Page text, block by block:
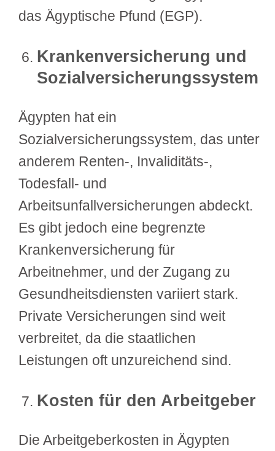
das Ägyptische Pfund (EGP).
Krankenversicherung und
Sozialversicherungssystem
Ägypten hat ein
Sozialversicherungssystem, das unter
anderem Renten-, Invaliditäts-,
Todesfall- und
Arbeitsunfallversicherungen abdeckt.
Es gibt jedoch eine begrenzte
Krankenversicherung für
Arbeitnehmer, und der Zugang zu
Gesundheitsdiensten variiert stark.
Private Versicherungen sind weit
verbreitet, da die staatlichen
Leistungen oft unzureichend sind.
Kosten für den Arbeitgeber
Die Arbeitgeberkosten in Ägypten